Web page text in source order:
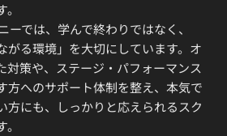
ーでは、学んで終わりではなく、
がる環境」を大切にしています。オ
対策や、ステージ・パフォーマンス
方へのサポート体制を整え、本気で
方にも、しっかりと応えられるスク